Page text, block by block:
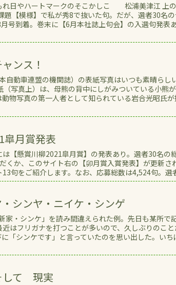
トマークのそこかしこ 松浦美津江 上の句
題【模様】で私が秀8で抜いた句。だが、選者30名
号到着。巻末に【6月本社誌上句会】の入選句発表
ンス！
自動車連盟の機関誌）の表紙写真はいつも素晴らし
写真上）は、母熊の背中にしがみついている小熊
物写真の第一人者として知られている岩合光昭氏
月賞発表
【懸賞川柳2021皐月賞】の発表あり。選者30名の
くか、このサイト右の【卯月賞入賞発表】が更新さ
句をご紹介します。なお、応募総数は4,524句。選
シンヤ・ニイケ・シンゲ
家・シンケ」を読み間違えられた例。先日も某所で
はフリガナを打つことが多いので、久しぶりのこ
「シンケです」と言っていたのを思い出した。い
て 現実